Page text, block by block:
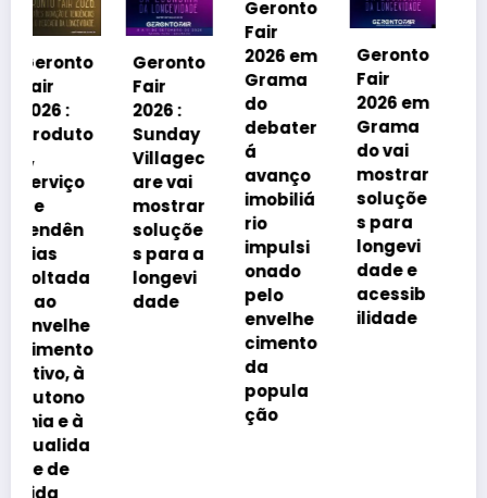
Geronto
Fair
2026 :
Sunday
are vai
mostrar
soluçõe
s para a
longevi
dade
Geronto
Fair
2026 em
Grama
do
debater
á
avanço
imobiliá
rio
impulsi
onado
pelo
Geronto
Fair
2026 em
Grama
mostrar
soluçõe
s para
longevi
dade e
acessib
ilidade
Geronto
Fair
2026 :
Fórum
Nacion
al das
ILPIs
reunirá
especia
listas
para
debater